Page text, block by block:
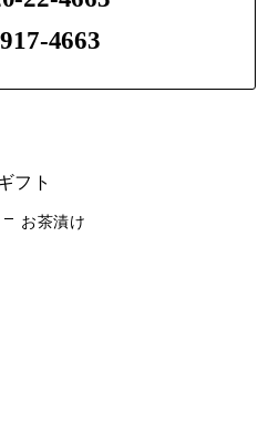
4663
フト
お茶漬け